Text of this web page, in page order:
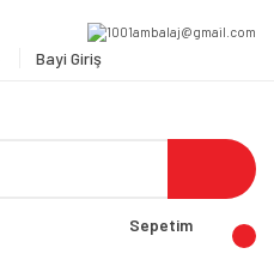
Bayi Giriş
Sepetim